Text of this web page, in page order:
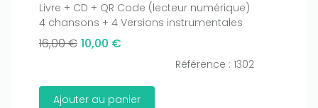
Livre + CD + QR Code (lecteur numérique)
4 chansons + 4 Versions instrumentales
16,00 € 10,00 €
Référence : 1302
Ajouter au panier